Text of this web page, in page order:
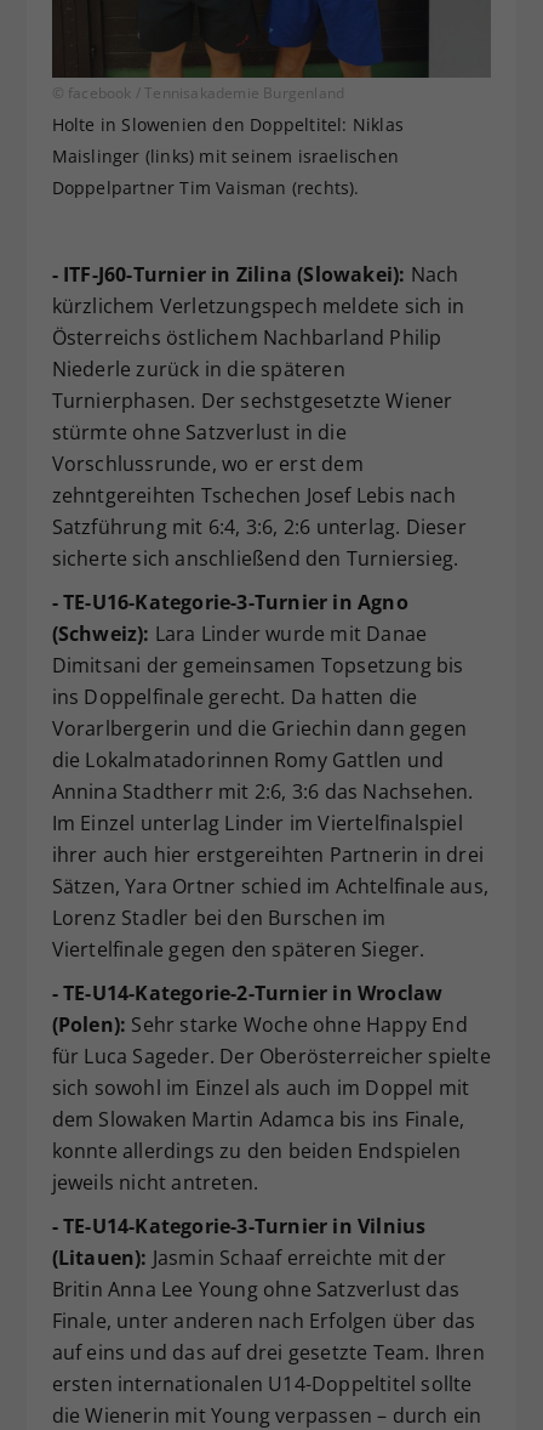
© facebook / Tennisakademie Burgenland
Holte in Slowenien den Doppeltitel: Niklas
Maislinger (links) mit seinem israelischen
Doppelpartner Tim Vaisman (rechts).
- ITF-J60-Turnier in Zilina (Slowakei): Nach
kürzlichem Verletzungspech meldete sich in
Österreichs östlichem Nachbarland Philip
Niederle zurück in die späteren
Turnierphasen. Der sechstgesetzte Wiener
stürmte ohne Satzverlust in die
Vorschlussrunde, wo er erst dem
zehntgereihten Tschechen Josef Lebis nach
Satzführung mit 6:4, 3:6, 2:6 unterlag. Dieser
sicherte sich anschließend den Turniersieg.
- TE-U16-Kategorie-3-Turnier in Agno
(Schweiz): Lara Linder wurde mit Danae
Dimitsani der gemeinsamen Topsetzung bis
ins Doppelfinale gerecht. Da hatten die
Vorarlbergerin und die Griechin dann gegen
die Lokalmatadorinnen Romy Gattlen und
Annina Stadtherr mit 2:6, 3:6 das Nachsehen.
Im Einzel unterlag Linder im Viertelfinalspiel
ihrer auch hier erstgereihten Partnerin in drei
Sätzen, Yara Ortner schied im Achtelfinale aus,
Lorenz Stadler bei den Burschen im
Viertelfinale gegen den späteren Sieger.
- TE-U14-Kategorie-2-Turnier in Wroclaw
(Polen): Sehr starke Woche ohne Happy End
für Luca Sageder. Der Oberösterreicher spielte
sich sowohl im Einzel als auch im Doppel mit
dem Slowaken Martin Adamca bis ins Finale,
konnte allerdings zu den beiden Endspielen
jeweils nicht antreten.
- TE-U14-Kategorie-3-Turnier in Vilnius
(Litauen): Jasmin Schaaf erreichte mit der
Britin Anna Lee Young ohne Satzverlust das
Finale, unter anderen nach Erfolgen über das
auf eins und das auf drei gesetzte Team. Ihren
ersten internationalen U14-Doppeltitel sollte
die Wienerin mit Young verpassen – durch ein